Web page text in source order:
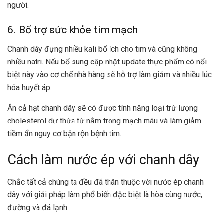
người.
6. Bổ trợ sức khỏe tim mạch
Chanh dây đựng nhiều kali bổ ích cho tim và cũng không
nhiều natri. Nếu bổ sung cập nhật update thực phẩm có nổi
biệt này vào cơ chế nhà hàng sẽ hỗ trợ làm giảm và nhiều lúc
hóa huyết áp.
Ăn cả hạt chanh dây sẽ có được tính năng loại trừ lượng
cholesterol dư thừa từ nằm trong mạch máu và làm giảm
tiềm ẩn nguy cơ bận rộn bệnh tim.
Cách làm nước ép với chanh dây
Chắc tất cả chúng ta đều đã thân thuộc với nước ép chanh
dây với giải pháp làm phổ biến đặc biệt là hòa cùng nước,
đường và đá lạnh.